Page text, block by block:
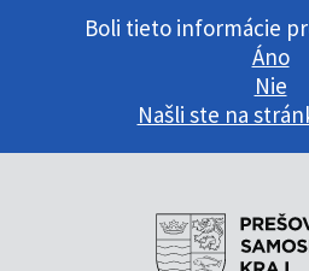
Boli tieto informácie
Áno
Nie
Našli ste na